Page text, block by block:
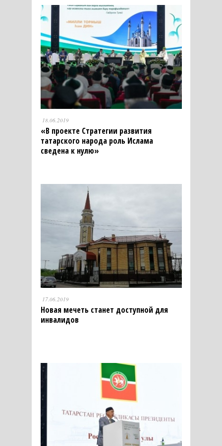
18.06.2019
«В проекте Стратегии развития
татарского народа роль Ислама
сведена к нулю»
17.06.2019
Новая мечеть станет доступной для
инвалидов